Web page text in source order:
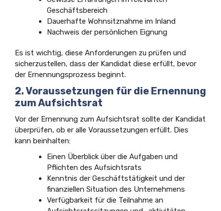
Geschäftsbereich
Dauerhafte Wohnsitznahme im Inland
Nachweis der persönlichen Eignung
Es ist wichtig, diese Anforderungen zu prüfen und
sicherzustellen, dass der Kandidat diese erfüllt, bevor
der Ernennungsprozess beginnt.
2. Voraussetzungen für die Ernennung
zum Aufsichtsrat
Vor der Ernennung zum Aufsichtsrat sollte der Kandidat
überprüfen, ob er alle Voraussetzungen erfüllt. Dies
kann beinhalten:
Einen Überblick über die Aufgaben und
Pflichten des Aufsichtsrats
Kenntnis der Geschäftstätigkeit und der
finanziellen Situation des Unternehmens
Verfügbarkeit für die Teilnahme an